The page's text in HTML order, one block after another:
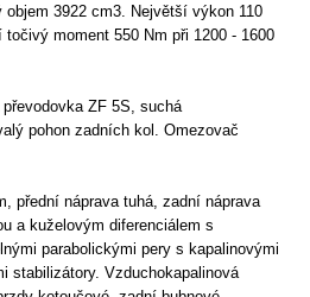
3922 cm3. Největší výkon 110
točivý moment 550 Nm při 1200 - 1600
ZF 5S, suchá
pohon zadních kol. Omezovač
přední náprava tuhá, zadní náprava
a kuželovým diferenciálem s
parabolickými pery s kapalinovými
stabilizátory. Vzduchokapalinová